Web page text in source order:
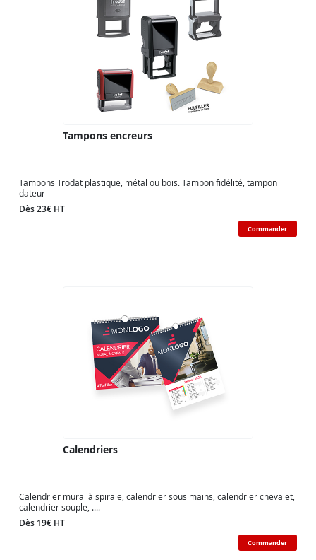
Tampons encreurs
Tampons Trodat plastique, métal ou bois. Tampon fidélité, tampon
dateur
Dès 23€ HT
Commander
Calendriers
Calendrier mural à spirale, calendrier sous mains, calendrier chevalet,
calendrier souple, ....
Dès 19€ HT
Commander